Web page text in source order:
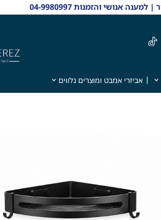
אביזרי אמבט ומוצרים נלווים